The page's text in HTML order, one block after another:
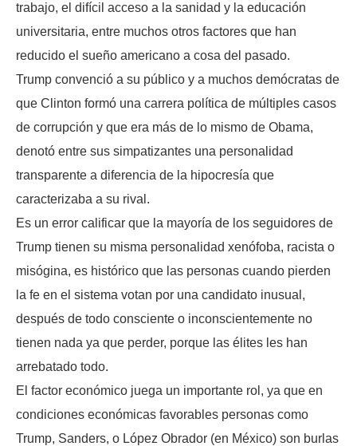
trabajo, el difícil acceso a la sanidad y la educación
universitaria, entre muchos otros factores que han
reducido el sueño americano a cosa del pasado.
Trump convenció a su público y a muchos demócratas de
que Clinton formó una carrera política de múltiples casos
de corrupción y que era más de lo mismo de Obama,
denotó entre sus simpatizantes una personalidad
transparente a diferencia de la hipocresía que
caracterizaba a su rival.
Es un error calificar que la mayoría de los seguidores de
Trump tienen su misma personalidad xenófoba, racista o
misógina, es histórico que las personas cuando pierden
la fe en el sistema votan por una candidato inusual,
después de todo consciente o inconscientemente no
tienen nada ya que perder, porque las élites les han
arrebatado todo.
El factor económico juega un importante rol, ya que en
condiciones económicas favorables personas como
Trump, Sanders, o López Obrador (en México) son burlas